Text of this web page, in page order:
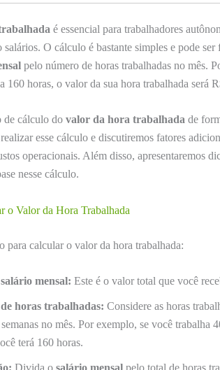
é essencial para trabalhadores
salários. O cálculo é bastante simples e pode
pelo número de horas trabalhadas no mês.
160 horas, o valor da sua hora trabalhada será
de cálculo do valor da hora trabalhada de
esse cálculo e discutiremos fatores
operacionais. Além disso, apresentaremos
nesse cálculo.
o Valor da Hora Trabalhada
para calcular o valor da hora trabalhada:
mensal: Este é o valor total que você
horas trabalhadas: Considere as horas
no mês. Por exemplo, se você trabalha
terá 160 horas.